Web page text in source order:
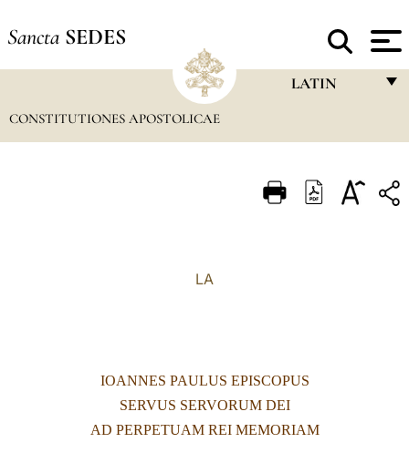
Sancta SEDES
LATIN
ITALIANO
中文
LATINE
CONSTITUTIONES APOSTOLICAE
LA
IOANNES PAULUS EPISCOPUS
SERVUS SERVORUM DEI
AD PERPETUAM REI MEMORIAM